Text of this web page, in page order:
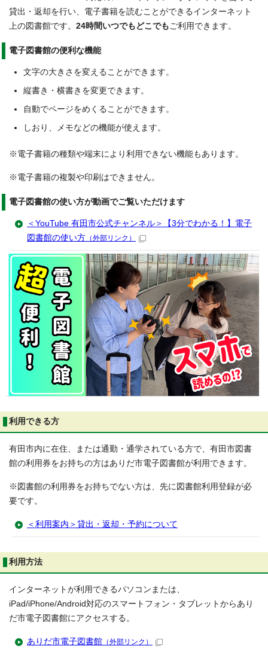
貸出・返却を行い、電子書籍を読むことができるインターネット
上の図書館です。 24時間いつでもどこでもご利用できます。
電子図書館の便利な機能
文字の大きさを変えることができます。
縦書き・横書きを変更できます。
自動でページをめくることができます。
しおり、メモなどの機能が使えます。
※電子書籍の種類や端末により利用できない機能もあります。
※電子書籍の複製や印刷はできません。
電子図書館の使い方が動画でご覧いただけます
＜YouTube 有田市公式チャンネル＞【3分でわかる！】電子
図書館の使い方 （外部リンク）
利用できる方
有田市内に在住、または通勤・通学されている方で、有田市図書
館の利用券をお持ちの方はありだ市電子図書館が利用できます。
※図書館の利用券をお持ちでない方は、先に図書館利用登録が必
要です。
＜利用案内＞貸出・返却・予約について
利用方法
インターネットが利用できるパソコンまたは、
iPad/iPhone/Android対応のスマートフォン・タブレットからあり
だ市電子図書館にアクセスする。
ありだ市電子図書館 （外部リンク）